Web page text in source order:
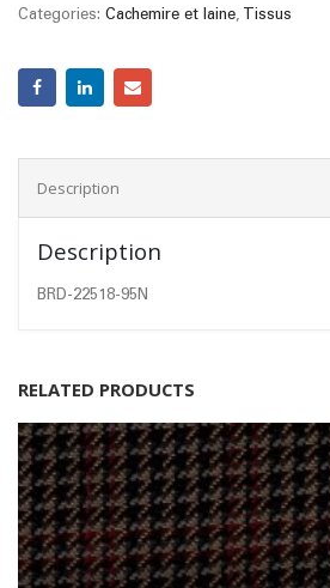
Categories: Cachemire et laine, Tissus
Description
Description
BRD-22518-95N
RELATED PRODUCTS